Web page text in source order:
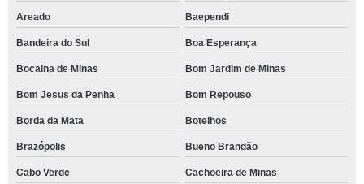
Areado Baependi
Bandeira do Sul Boa Esperança
Bocaina de Minas Bom Jardim de Minas
Bom Jesus da Penha Bom Repouso
Borda da Mata Botelhos
Brazópolis Bueno Brandão
Cabo Verde Cachoeira de Minas